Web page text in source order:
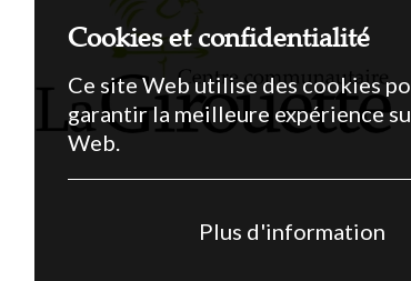
Cookies et confidentialité
Ce site Web utilise des cookies
garantir la meilleure expérience
Web.
Plus d'information